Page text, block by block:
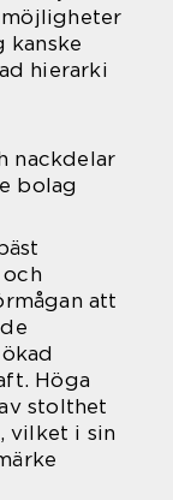
kanske
hierarki
nackdelar
bolag
att
Höga
stolthet
vilket i sin